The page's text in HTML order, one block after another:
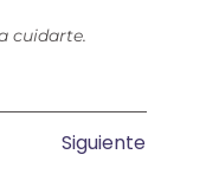
cuidarte.
Siguiente